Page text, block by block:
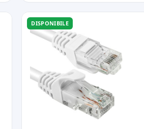
DISPONIBILE